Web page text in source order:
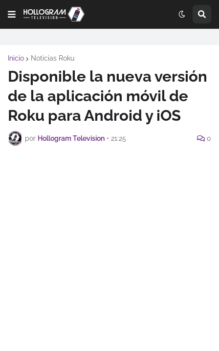
Inicio Noticias Roku
Disponible la nueva versión
de la aplicación móvil de
Roku para Android y iOS
por Hollogram Television • 21:25 0